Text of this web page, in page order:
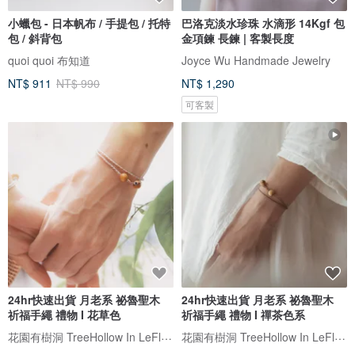
小蠟包 - 日本帆布 / 手提包 / 托特
包 / 斜背包
quoi quoi 布知道
NT$ 911 NT$ 990
巴洛克淡水珍珠 水滴形 14Kgf 包
金項鍊 長鍊 | 客製長度
Joyce Wu Handmade Jewelry
NT$ 1,290
可客製
24hr快速出貨 月老系 祕魯聖木
祈福手繩 禮物 I 花草色
花園有樹洞 TreeHollow In LeFlowers
24hr快速出貨 月老系 祕魯聖木
祈福手繩 禮物 I 禪茶色系
花園有樹洞 TreeHollow In LeFlowers